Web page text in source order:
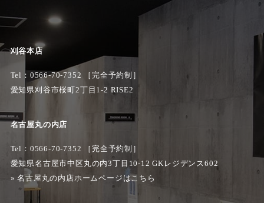
刈谷本店
Tel： 0566-70-7352
［完全予約制］
愛知県刈谷市桜町2丁目1-2 RISE2
名古屋丸の内店
Tel：0566-70-7352 ［完全予約制］
愛知県名古屋市中区丸の内3丁目10-12 GKレジデンス602
»名古屋丸の内店ホームページはこちら